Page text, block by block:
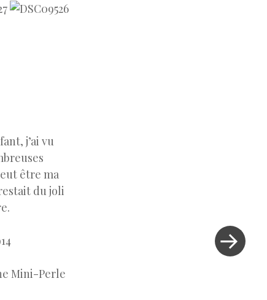
j’ai vu
être ma
du joli
Mini-Perle